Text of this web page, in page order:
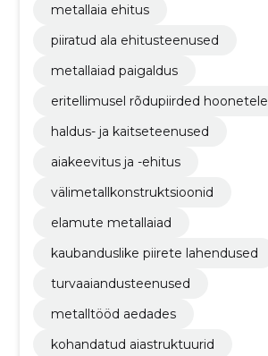
metallaia ehitus
piiratud ala ehitusteenused
metallaiad paigaldus
eritellimusel rõdupiirded hoonetele
haldus- ja kaitseteenused
aiakeevitus ja -ehitus
välimetallkonstruktsioonid
elamute metallaiad
kaubanduslike piirete lahendused
turvaaiandusteenused
metalltööd aedades
kohandatud aiastruktuurid